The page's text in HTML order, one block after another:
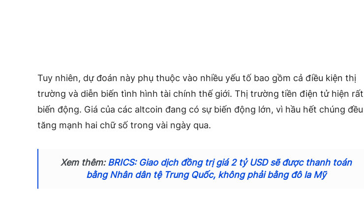
Tuy nhiên, dự đoán này phụ thuộc vào nhiều yếu tố bao gồm cả điều kiện thị
trường và diễn biến tình hình tài chính thế giới. Thị trường tiền điện tử hiện rất
biến động. Giá của các altcoin đang có sự biến động lớn, vì hầu hết chúng đều
tăng mạnh hai chữ số trong vài ngày qua.
Xem thêm:BRICS: Giao dịch đồng trị giá 2 tỷ USD sẽ được thanh toán
bằng Nhân dân tệ Trung Quốc, không phải bằng đô la Mỹ